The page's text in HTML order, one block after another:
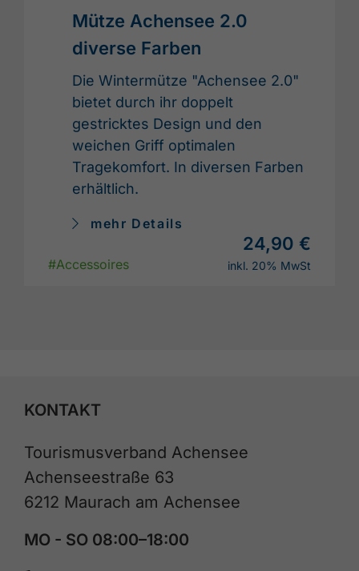
Mütze Achensee 2.0
diverse Farben
Die Wintermütze "Achensee 2.0"
bietet durch ihr doppelt
gestricktes Design und den
weichen Griff optimalen
Tragekomfort. In diversen Farben
erhältlich.
mehr Details
#Accessoires
24,90 €
inkl. 20% MwSt
KONTAKT
Tourismusverband Achensee
Achenseestraße 63
6212 Maurach am Achensee
MO - SO 08:00–18:00